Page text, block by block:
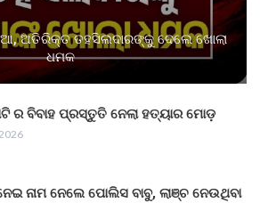
ଅତିରିକ୍ତ ତହସିଲଦାରଙ୍କୁ ଦେଲେ ଖୋଲା
ଧମକ
ର ବିବାହ ପ୍ରସ୍ତୁତି ନେଲା ହତ୍ୟାର ମୋଡ଼
ନାମ ନେଲେ ପୋଲିସ ବାବୁ, ଲାଞ୍ଚ ନେଉଥିବା